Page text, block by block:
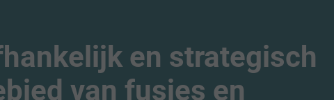
en strategisch
van fusies en